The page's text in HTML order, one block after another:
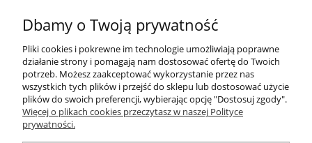
Uwaga: Działa drażniąco na oczy.
do automatycznych ekspresów do kawy niezawodnie usuwa
osady kamienia wewnątrz Twojego ekspresu.
Pomoc
Moje konto
Dbamy o Twoją prywatność
Pliki cookies i pokrewne im technologie umożliwiają poprawne
działanie strony i pomagają nam dostosować ofertę do Twoich
potrzeb. Możesz zaakceptować wykorzystanie przez nas
wszystkich tych plików i przejść do sklepu lub dostosować użycie
plików do swoich preferencji, wybierając opcję "Dostosuj zgody".
Więcej o plikach cookies przeczytasz w naszej Polityce
prywatności.